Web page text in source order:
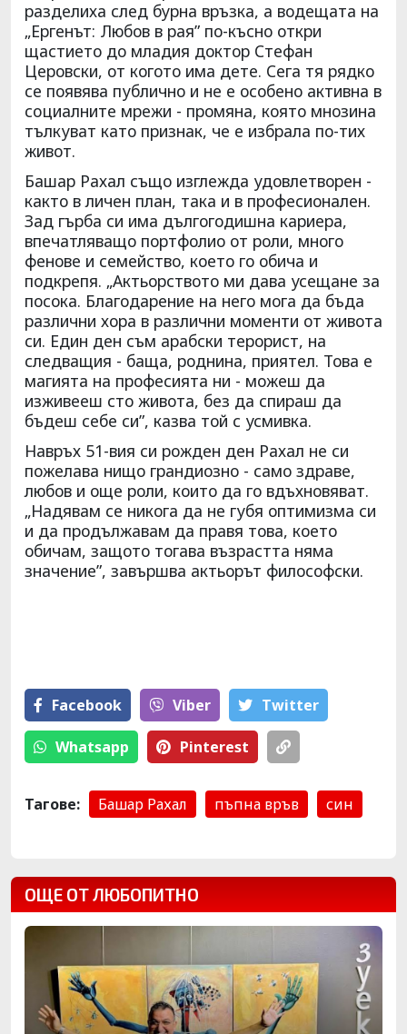
разделиха след бурна връзка, а водещата на
„Ергенът: Любов в рая” по-късно откри
щастието до младия доктор Стефан
Церовски, от когото има дете. Сега тя рядко
се появява публично и не е особено активна в
социалните мрежи - промяна, която мнозина
тълкуват като признак, че е избрала по-тих
живот.
Башар Рахал също изглежда удовлетворен -
както в личен план, така и в професионален.
Зад гърба си има дългогодишна кариера,
впечатляващо портфолио от роли, много
фенове и семейство, което го обича и
подкрепя. „Актьорството ми дава усещане за
посока. Благодарение на него мога да бъда
различни хора в различни моменти от живота
си. Един ден съм арабски терорист, на
следващия - баща, роднина, приятел. Това е
магията на професията ни - можеш да
изживееш сто живота, без да спираш да
бъдеш себе си”, казва той с усмивка.
Навръх 51-вия си рожден ден Рахал не си
пожелава нищо грандиозно - само здраве,
любов и още роли, които да го вдъхновяват.
„Надявам се никога да не губя оптимизма си
и да продължавам да правя това, което
обичам, защото тогава възрастта няма
значение”, завършва актьорът философски.
Facebook Viber Тwitter
Whatsapp Pinterest
Тагове: Башар Рахал пъпна връв син
ОЩЕ ОТ ЛЮБОПИТНО